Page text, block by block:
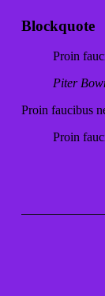
Blockquote
Proin
Piter
Proin faucibus
Proin